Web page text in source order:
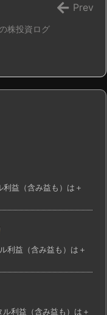
株投資ログ
Prev
益（含み益も）は＋
利益（含み益も）は＋
利益（含み益も）は＋